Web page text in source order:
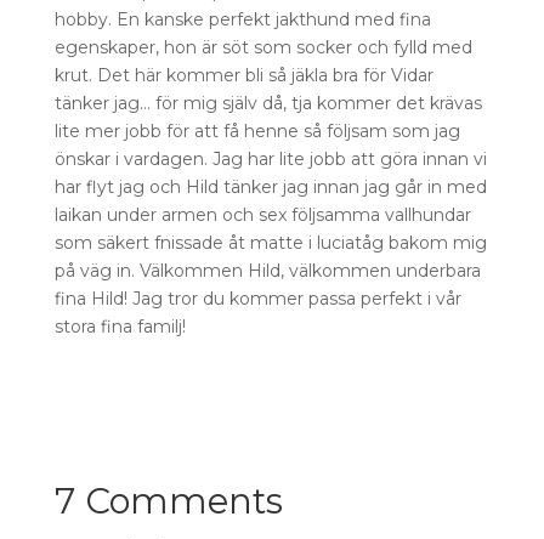
hobby. En kanske perfekt jakthund med fina
egenskaper, hon är söt som socker och fylld med
krut. Det här kommer bli så jäkla bra för Vidar
tänker jag… för mig själv då, tja kommer det krävas
lite mer jobb för att få henne så följsam som jag
önskar i vardagen. Jag har lite jobb att göra innan vi
har flyt jag och Hild tänker jag innan jag går in med
laikan under armen och sex följsamma vallhundar
som säkert fnissade åt matte i luciatåg bakom mig
på väg in. Välkommen Hild, välkommen underbara
fina Hild! Jag tror du kommer passa perfekt i vår
stora fina familj!
7 Comments